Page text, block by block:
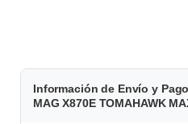
$
6
Información de Envío y
MAG X870E TOMAHAWK